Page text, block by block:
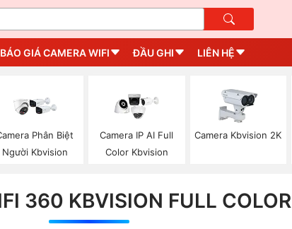
BÁO GIÁ CAMERA WIFI ĐẦU GHI LIÊN HỆ
Phân Biệt
Người Kbvision
Camera IP AI Full
Color Kbvision
Camera Kbvision 2K
360 KBVISION FULL COLOR